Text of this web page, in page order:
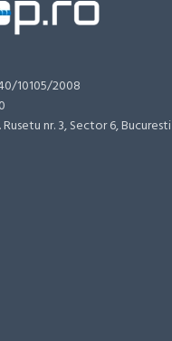
10105/2008
Rusetu nr. 3, Sector 6, Bucuresti